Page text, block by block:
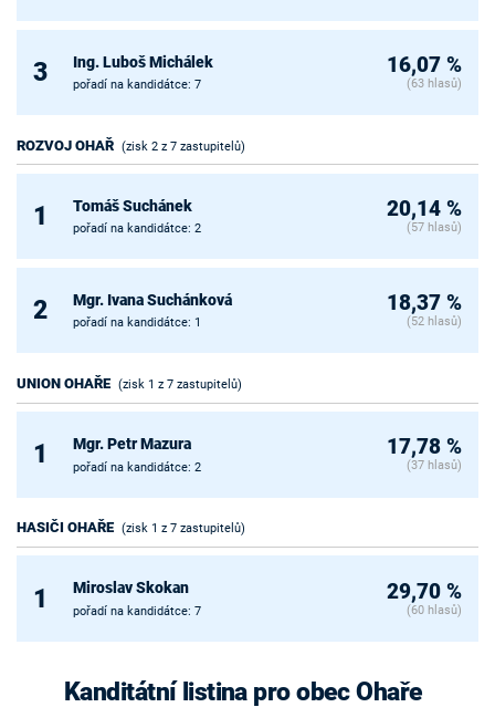
3 Ing. Luboš Michálek
pořadí na kandidátce: 7
16,07 %
(63 hlasů)
ROZVOJ OHAŘ (zisk 2 z 7 zastupitelů)
1 Tomáš Suchánek
pořadí na kandidátce: 2
20,14 %
(57 hlasů)
2 Mgr. Ivana Suchánková
pořadí na kandidátce: 1
18,37 %
(52 hlasů)
UNION OHAŘE (zisk 1 z 7 zastupitelů)
1 Mgr. Petr Mazura
pořadí na kandidátce: 2
17,78 %
(37 hlasů)
HASIČI OHAŘE (zisk 1 z 7 zastupitelů)
1 Miroslav Skokan
pořadí na kandidátce: 7
29,70 %
(60 hlasů)
Kanditátní listina pro obec Ohaře